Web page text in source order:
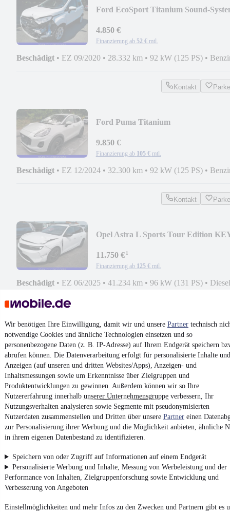
Wir benötigen Ihre Einwilligung, damit wir und unsere Partner technisch
notwendige Cookies und ähnliche Technologien einsetzen und so
personenbezogene Daten (z. B. IP-Adresse) auf Ihrem Endgerät speichern
abrufen können. Die Datenverarbeitung erfolgt für personalisierte Inhalte und
Anzeigen (auf unseren und dritten Websites/Apps), Anzeigen- und
Inhaltsmessungen sowie um Erkenntnisse über Zielgruppen und
Produktentwicklungen zu gewinnen. Außerdem können wir so Ihre
Nutzererfahrung innerhalb unserer Unternehmensgruppe verbessern, Ihr
Nutzungsverhalten analysieren sowie Segmente mit pseudonymisierten
Nutzerdaten zusammenstellen und Dritten über unsere Partner einen
zur Personalisierung ihrer Werbung und die Möglichkeit anbieten, ähnliche
in ihrem eigenen Datenbestand zu identifizieren.
Speichern von oder Zugriff auf Informationen auf einem Endgerät
Personalisierte Werbung und Inhalte, Messung von Werbeleistung und der
Performance von Inhalten, Zielgruppenforschung sowie Entwicklung und
Verbesserung von Angeboten
Einstellmöglichkeiten und mehr Infos zu den Zwecken und Partnern gibt es
Ford EcoSport Titanium Sound-
4.850 €
Finanzierung ab 52 € mtl.
Beschädigt • EZ 09/2020 • 28.332 km • 92 kW (125 PS) •
Kontakt
Ford Puma Titanium
9.850 €
Finanzierung ab 105 € mtl.
Beschädigt • EZ 12/2024 • 32.300 km • 92 kW (125 PS) •
Kontakt
Opel Astra L Sports Tour Edition
11.750 €¹
Finanzierung ab 125 € mtl.
Beschädigt • EZ 06/2025 • 41.234 km • 96 kW (131 PS) • Diesel
MwSt. ausweisbar
4.6 Sterne
Nutze mobile.de schnell und einfach
App installieren
Impressum
AGB
Vertrag widerrufen